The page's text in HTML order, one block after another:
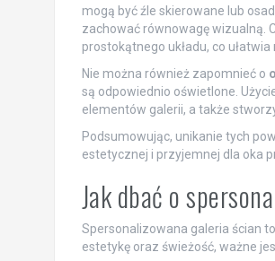
mogą być źle skierowane lub
zachować równowagę wizualną.
prostokątnego układu, co
Nie można również zapomnieć o
są odpowiednio oświetlone.
elementów galerii, a także
Podsumowując, unikanie tych
estetycznej i przyjemnej dla oka
Jak dbać o
Spersonalizowana galeria ścian
estetykę oraz świeżość, ważne